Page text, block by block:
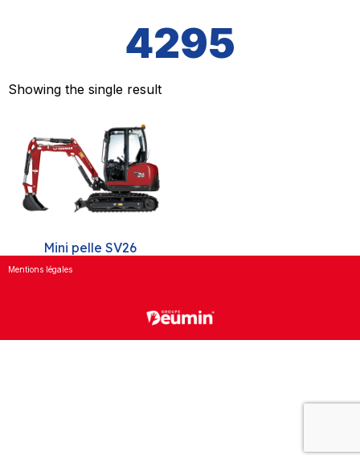
4295
Showing the single result
Mini pelle SV26
Mentions légales